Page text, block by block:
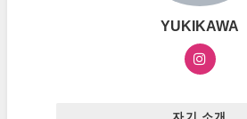
YUKIKAWA